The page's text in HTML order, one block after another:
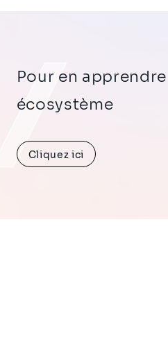
Pour en
écosystème
Cliquez ici